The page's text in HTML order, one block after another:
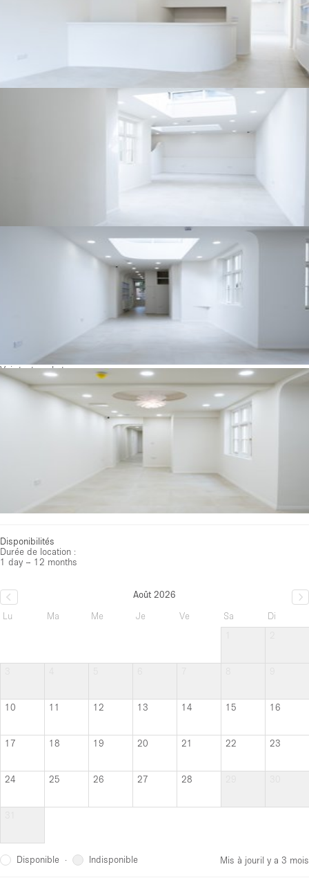
Voir toutes photos
Disponibilités
Durée de location :
1 day – 12 months
Août 2026
Lu
Ma Me Je Ve Sa
Di
10 11 12 13 14 15 16
17 18 19 20 21 22 23
24 25 26 27 28
Disponible · Indisponible Mis à jouril y a 3 mois